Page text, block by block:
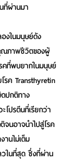
ที่ผ่านมา
งในมนุษย์ดัง
ภาพชีวิตของผู้
คที่พบยากในมนุษย์
รค Transthyretin
ปกติทาง
โปรตีนที่เรียกว่า
นอาจนำไปสู่โรค
นไม่เต็ม
วในที่สุด ซึ่งที่ผ่าน